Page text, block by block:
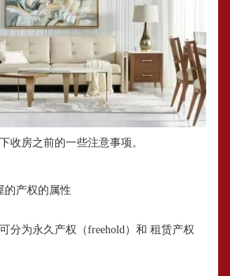
收房之前的一些注意事项。
的产权的属性
分为永久产权（freehold）和 租赁产权